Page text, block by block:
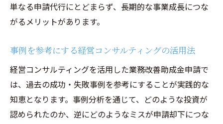
単なる申請代行にとどまらず、長期的な事業成長につな
がるメリットがあります。
事例を参考にする経営コンサルティングの活用法
経営コンサルティングを活用した業務改善助成金申請で
は、過去の成功・失敗事例を参考にすることが実践的な
知恵となります。事例分析を通じて、どのような投資が
認められたのか、逆にどのようなミスが申請却下につな